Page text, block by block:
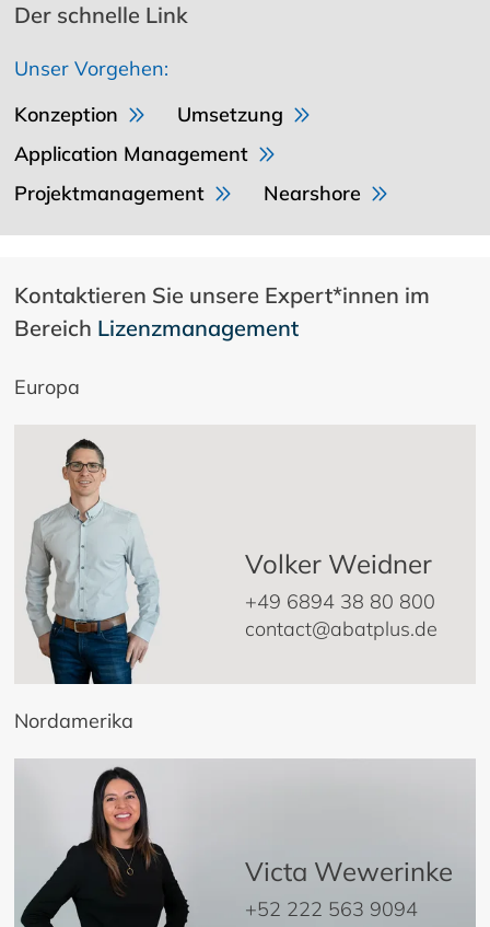
Der schnelle Link
Unser Vorgehen:
Konzeption
Umsetzung
Application Management
Projektmanagement
Nearshore
Kontaktieren Sie unsere Expert*innen im
Bereich Lizenzmanagement
Europa
Volker Weidner
+49 6894 38 80 800
contact@abatplus.de
Nordamerika
Victa Wewerinke
+52 222 563 9094